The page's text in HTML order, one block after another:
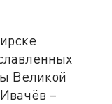
Великой
–